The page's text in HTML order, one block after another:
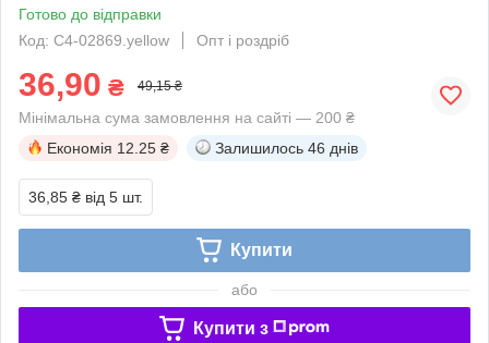
Готово до відправки
Код: C4-02869.yellow
Опт і роздріб
36,90 ₴ 49,15 ₴
Мінімальна сума замовлення на сайті — 200 ₴
Економія 12.25 ₴ Залишилось 46 днів
36,85 ₴ від 5 шт.
Купити
або
Купити з